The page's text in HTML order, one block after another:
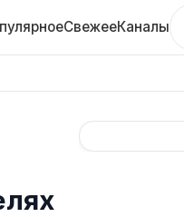
СвежееКаналы